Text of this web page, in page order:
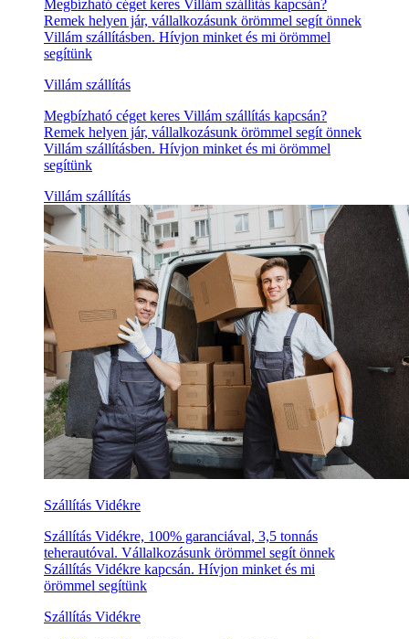
Megbízható céget keres Villám szállítás kapcsán?
Remek helyen jár, vállalkozásunk örömmel segít önnek
Villám szállításben. Hívjon minket és mi örömmel
segítünk
Villám szállítás
Megbízható céget keres Villám szállítás kapcsán?
Remek helyen jár, vállalkozásunk örömmel segít önnek
Villám szállításben. Hívjon minket és mi örömmel
segítünk
Villám szállítás
Szállítás Vidékre
Szállítás Vidékre, 100% garanciával, 3,5 tonnás
teherautóval. Vállalkozásunk örömmel segít önnek
Szállítás Vidékre kapcsán. Hívjon minket és mi
örömmel segítünk
Szállítás Vidékre